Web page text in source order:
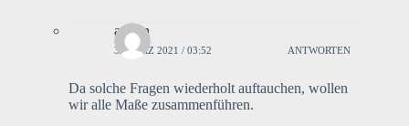
admin
3. MÄRZ 2021 / 03:52 ANTWORTEN
Da solche Fragen wiederholt auftauchen, wollen
wir alle Maße zusammenführen.